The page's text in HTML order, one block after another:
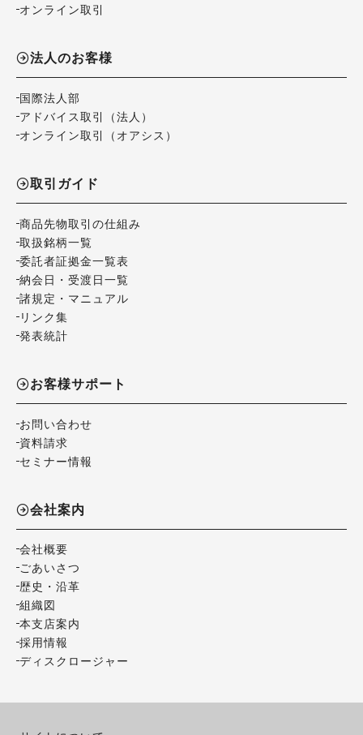
オンライン取引
法人のお客様
国際法人部
アドバイス取引（法人）
オンライン取引（オアシス）
取引ガイド
商品先物取引の仕組み
取扱銘柄一覧
委託者証拠金一覧表
納会日・受渡日一覧
諸規定・マニュアル
リンク集
発表統計
お客様サポート
お問い合わせ
資料請求
セミナー情報
会社案内
会社概要
ごあいさつ
歴史・沿革
組織図
本支店案内
採用情報
ディスクロージャー